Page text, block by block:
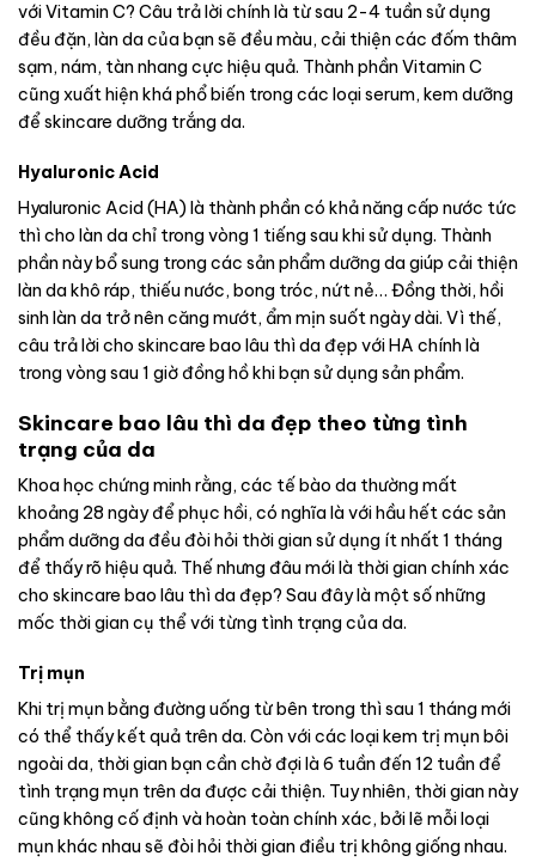
với Vitamin C? Câu trả lời chính là từ sau 2-4 tuần sử dụng
đều đặn, làn da của bạn sẽ đều màu, cải thiện các đốm thâm
sạm, nám, tàn nhang cực hiệu quả. Thành phần Vitamin C
cũng xuất hiện khá phổ biến trong các loại serum, kem dưỡng
để skincare dưỡng trắng da.
Hyaluronic Acid
Hyaluronic Acid (HA) là thành phần có khả năng cấp nước tức
thì cho làn da chỉ trong vòng 1 tiếng sau khi sử dụng. Thành
phần này bổ sung trong các sản phẩm dưỡng da giúp cải thiện
làn da khô ráp, thiếu nước, bong tróc, nứt nẻ… Đồng thời, hồi
sinh làn da trở nên căng mướt, ẩm mịn suốt ngày dài. Vì thế,
câu trả lời cho skincare bao lâu thì da đẹp với HA chính là
trong vòng sau 1 giờ đồng hồ khi bạn sử dụng sản phẩm.
Skincare bao lâu thì da đẹp theo từng tình
trạng của da
Khoa học chứng minh rằng, các tế bào da thường mất
khoảng 28 ngày để phục hồi, có nghĩa là với hầu hết các sản
phẩm dưỡng da đều đòi hỏi thời gian sử dụng ít nhất 1 tháng
để thấy rõ hiệu quả. Thế nhưng đâu mới là thời gian chính xác
cho skincare bao lâu thì da đẹp? Sau đây là một số những
mốc thời gian cụ thể với từng tình trạng của da.
Trị mụn
Khi trị mụn bằng đường uống từ bên trong thì sau 1 tháng mới
có thể thấy kết quả trên da. Còn với các loại kem trị mụn bôi
ngoài da, thời gian bạn cần chờ đợi là 6 tuần đến 12 tuần để
tình trạng mụn trên da được cải thiện. Tuy nhiên, thời gian này
cũng không cố định và hoàn toàn chính xác, bởi lẽ mỗi loại
mụn khác nhau sẽ đòi hỏi thời gian điều trị không giống nhau.